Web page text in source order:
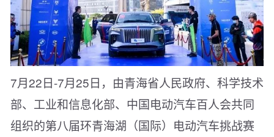
7月22日-7月25日，由青海省人民政府、科学技术
部、工业和信息化部、中国电动汽车百人会共同
组织的第八届环青海湖（国际）电动汽车挑战赛